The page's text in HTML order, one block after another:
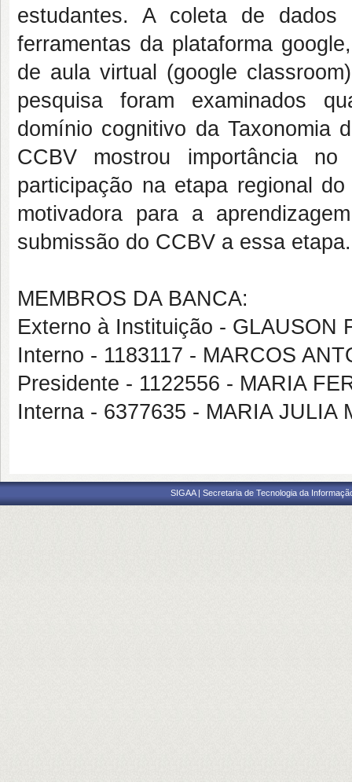
estudantes. A coleta de
ferramentas da plataforma
de aula virtual (google
pesquisa foram examinados
domínio cognitivo da Taxonomia
CCBV mostrou importância
participação na etapa regional
motivadora para a
submissão do CCBV a essa etapa.
MEMBROS DA BANCA:
Externo à Instituição - GLAUSON
Interno - 1183117 - MARCOS
Presidente - 1122556 - MARIA
Interna - 6377635 - MARIA JULIA
SIGAA | Secretaria de Tecnologia da